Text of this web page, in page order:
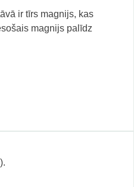
ir tīrs magnijs, kas
magnijs palīdz